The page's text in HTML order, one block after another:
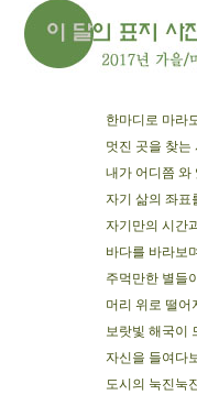
한마디로 마라
멋진 곳을 찾는
내가 어디쯤 와
자기 삶의 좌표
자기만의 시간
바다를 바라보
주먹만한 별들
머리 위로 떨어
보랏빛 해국이
자신을 들여다
도시의 눅진눅